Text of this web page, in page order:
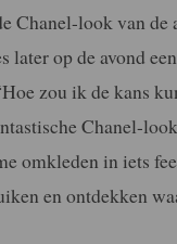
Chanel-look van de
later op de avond
zou ik de kans
Chanel-
omkleden in iets
en ontdekken